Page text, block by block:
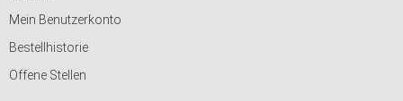
Mein Benutzerkonto
Bestellhistorie
Offene Stellen